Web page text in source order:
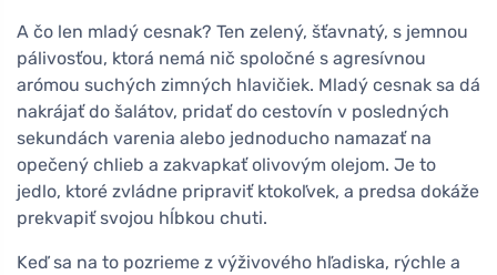
A čo len mladý cesnak? Ten zelený, šťavnatý, s jemnou
pálivosťou, ktorá nemá nič spoločné s agresívnou
arómou suchých zimných hlavičiek. Mladý cesnak sa dá
nakrájať do šalátov, pridať do cestovín v posledných
sekundách varenia alebo jednoducho namazať na
opečený chlieb a zakvapkať olivovým olejom. Je to
jedlo, ktoré zvládne pripraviť ktokoľvek, a predsa dokáže
prekvapiť svojou hĺbkou chuti.
Keď sa na to pozrieme z výživového hľadiska, rýchle a